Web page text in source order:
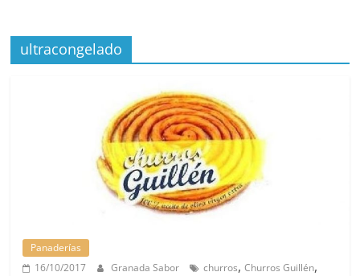
ultracongelado
Panaderías
16/10/2017
Granada Sabor churros,Churros Guillén,